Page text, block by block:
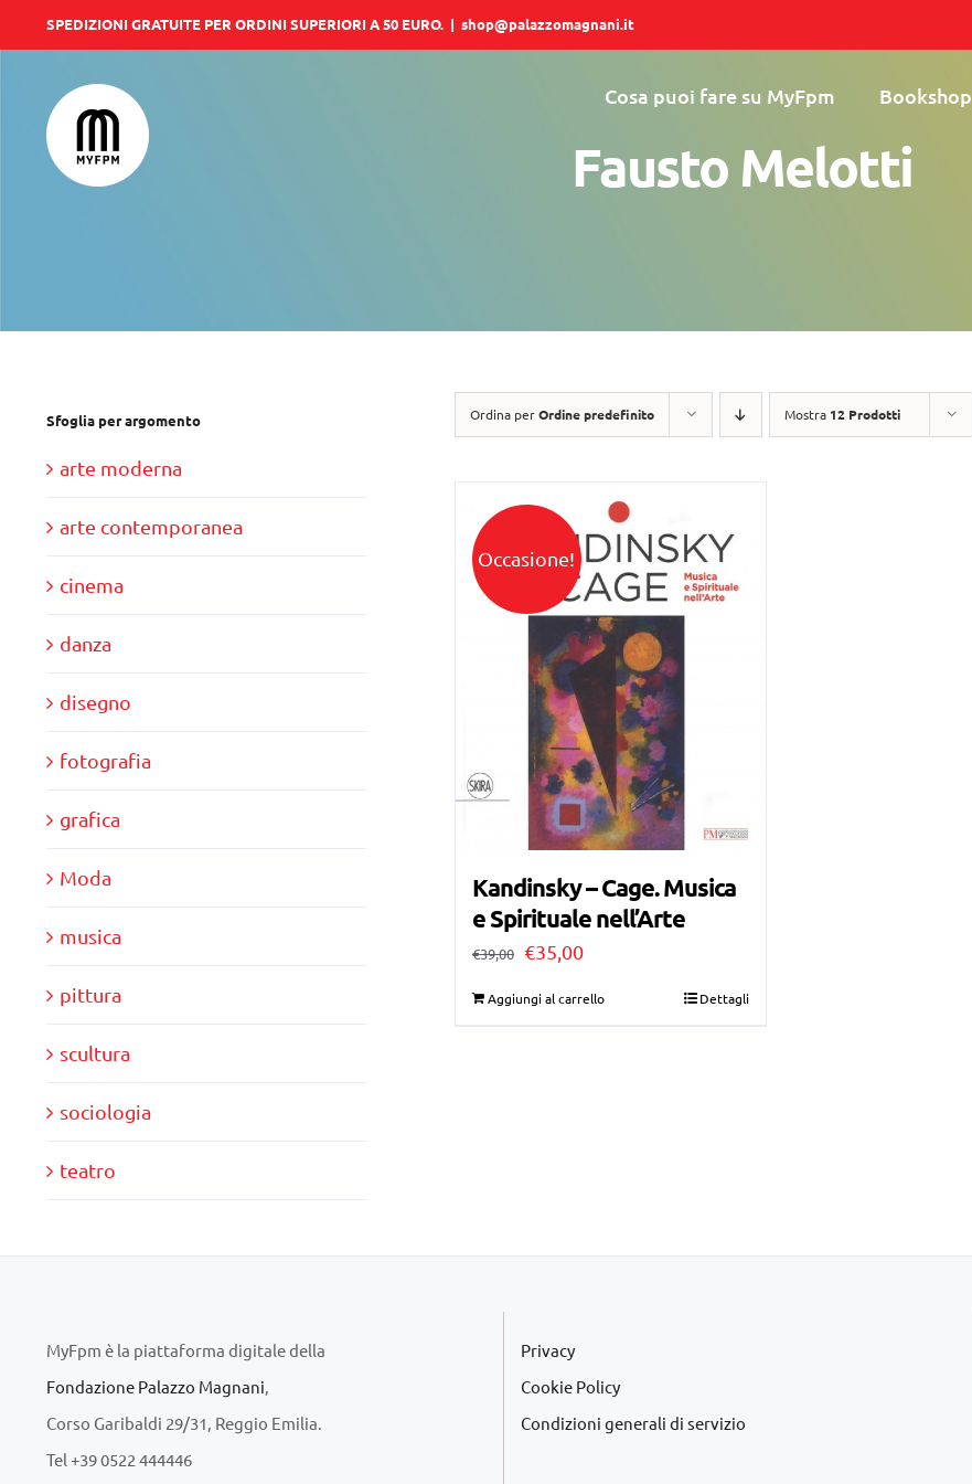
al
contenuto
SPEDIZIONI GRATUITE PER ORDINI SUPERIORI A 50 EURO. | shop@palazzomagnani.it
Cosa puoi fare su MyFpm Bookshop
Fausto Melotti
Ordina perOrdine predefinito Mostra 12 Prodotti
Occasione!
Kandinsky – Cage. Musica
e Spirituale nell’Arte
€39,00 Il
€35,00Il
Aggiungi al carrello Dettagli
Sfoglia per argomento
arte moderna
arte contemporanea
cinema
danza
disegno
fotografia
grafica
Moda
musica
pittura
scultura
sociologia
teatro
MyFpm è la piattaforma digitale della
Fondazione Palazzo Magnani
Corso Garibaldi 29/31, Reggio Emilia.
Tel +39 0522 444446
Privacy
Cookie Policy
Condizioni generali di servizio